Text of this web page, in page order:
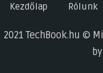
Kezdőlap Rólunk
2021 TechBook.hu ©
by